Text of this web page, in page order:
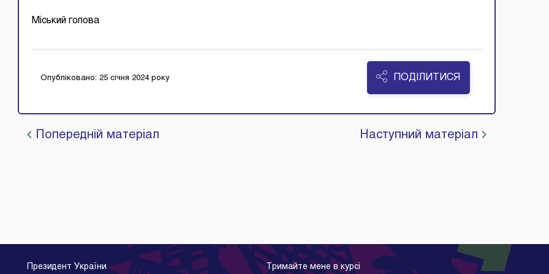
Міський голова
Опубліковано: 25 січня 2024 року ПОДІЛИТИСЯ
Попередній матеріал Наступний матеріал
Президент України Тримайте мене в курсі